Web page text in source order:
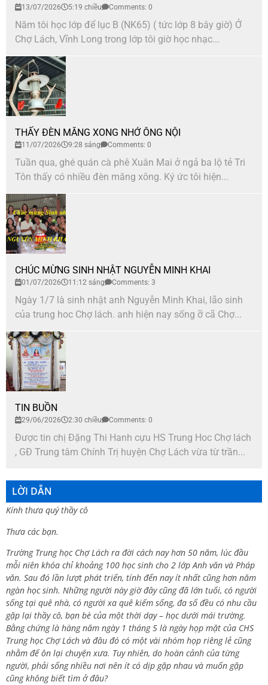
13/07/2026 5:19 chiều Comments: 0
Năm tôi học lớp để lục B (NK65) ( tức lớp 8 bây giờ) Ở
Chợ Lách, Vĩnh Long trong lớp tôi giờ học nhạc...
THẤY ĐÈN MĂNG XONG NHỚ ÔNG NỘI
11/07/2026 9:28 sáng Comments: 0
Tuần qua, ghé quán cà phê Xuân Mai ở ngả ba lộ tẻ Tri
Tôn thấy có nhiều đèn măng xông. Ký ức tôi hiện...
CHÚC MỪNG SINH NHẬT NGUYỄN MINH KHAI
01/07/2026 11:12 sáng Comments: 3
Ngày 1/7 là sinh nhật anh Nguyễn Minh Khai, lão sinh
của trung hoc Chợ lách. anh hiện nay sống ỡ cã Chợ...
TIN BUỒN
29/06/2026 2:30 chiều Comments: 0
Được tin chị Đặng Thi Hanh cựu HS Trung Hoc Chợ lách
, GĐ Trung tâm Chính Trị huyện Chợ Lách vừa từ trần...
LỜI DẪN
Kính thưa quý thầy cô
Thưa các bạn.
Trường Trung học Chợ Lách ra đời cách nay hơn 50 năm, lúc đầu
mỗi niên khóa chỉ khoảng 100 học sinh cho 2 lớp Anh văn và Pháp
văn. Sau đó lần lượt phát triển, tính đến nay ít nhất cũng hơn năm
ngàn học sinh. Những người này giờ đây cũng đã lớn tuổi, có người
sống tại quê nhà, có người xa quê kiếm sống, đa số đều có nhu cầu
gặp lại thầy cô, bạn bè của một thời dạy – học dưới mái trường.
Bằng chứng là hàng năm ngày 1 tháng 5 là ngày họp mặt của CHS
Trung học Chợ Lách và đâu đó có một vài nhóm họp riêng lẻ cũng
nhằm để ôn lại chuyện xưa. Tuy nhiên, do hoàn cảnh của từng
người, phải sống nhiều nơi nên ít có dịp gặp nhau và muốn gặp
cũng không biết tìm ở đâu?